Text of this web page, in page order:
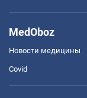
MedOboz
Новости медицины
Covid